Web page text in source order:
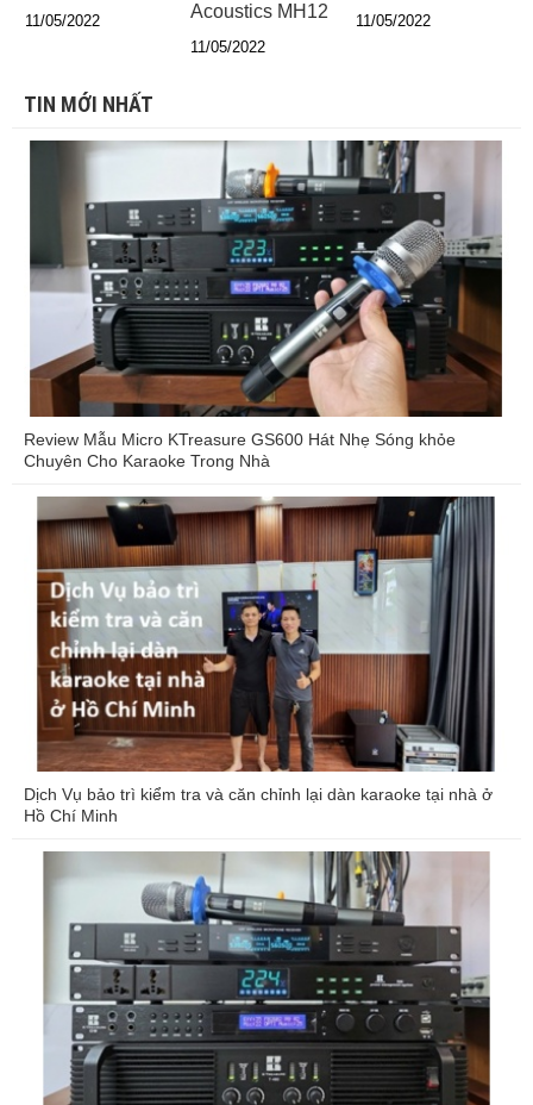
11/05/2022
Acoustics MH12
11/05/2022
11/05/2022
TIN MỚI NHẤT
Review Mẫu Micro KTreasure GS600 Hát Nhẹ Sóng khỏe
Chuyên Cho Karaoke Trong Nhà
Dịch Vụ bảo trì kiểm tra và căn chỉnh lại dàn karaoke tại nhà ở
Hồ Chí Minh